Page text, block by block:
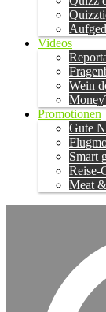
Videos
Wein
Promotionen
Gute
Smart
Reise-
Meat